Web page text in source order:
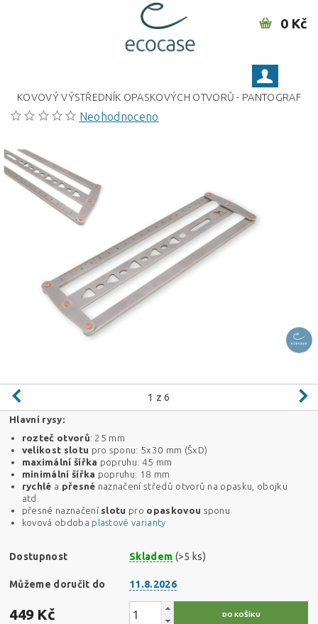
0 Kč
KOVOVÝ VÝSTŘEDNÍK OPASKOVÝCH OTVORŮ - PANTOGRAF
Neohodnoceno
1 z 6
Hlavní rysy:
rozteč otvorů: 25 mm
velikost slotu pro sponu: 5x30 mm (ŠxD)
maximální šířka popruhu: 45 mm
minimální šířka popruhu: 18 mm
rychlé a přesné naznačení středů otvorů na opasku, obojku
atd.
přesné naznačení slotu pro opaskovou sponu
kovová obdoba plastové varianty
Dostupnost Skladem (>5 ks)
Můžeme doručit do 11.8.2026
449 Kč